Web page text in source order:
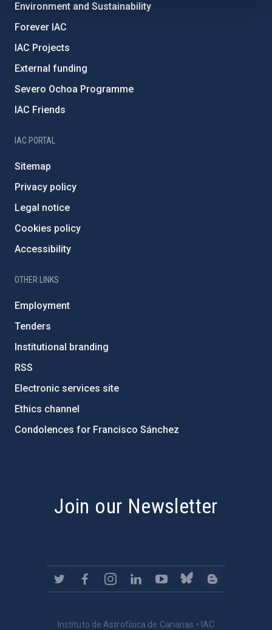
Environment and Sustainability
Forever IAC
IAC Projects
External funding
Severo Ochoa Programme
IAC Friends
IAC PORTAL
Sitemap
Privacy policy
Legal notice
Cookies policy
Accessibility
OTHER LINKS
Employment
Tenders
Institutional branding
RSS
Electronic services site
Ethics channel
Condolences for Francisco Sánchez
Join our Newsletter
Instituto de Astrofísica de Canarias • IAC